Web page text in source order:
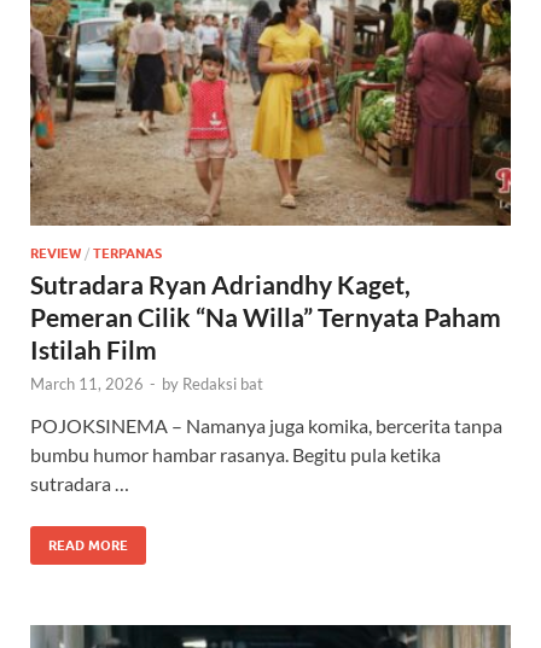
REVIEW / TERPANAS
Sutradara Ryan Adriandhy Kaget,
Pemeran Cilik “Na Willa” Ternyata Paham
Istilah Film
March 11, 2026 - by Redaksi bat
POJOKSINEMA – Namanya juga komika, bercerita tanpa
bumbu humor hambar rasanya. Begitu pula ketika
sutradara …
READ MORE